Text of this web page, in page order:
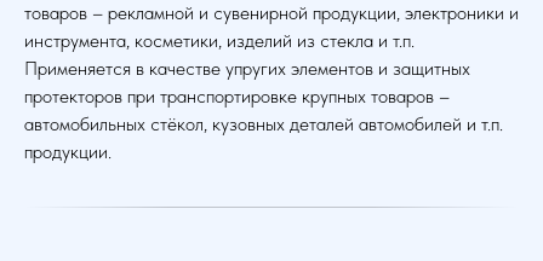
товаров – рекламной и сувенирной продукции, электроники и
инструмента, косметики, изделий из стекла и т.п.
Применяется в качестве упругих элементов и защитных
протекторов при транспортировке крупных товаров –
автомобильных стёкол, кузовных деталей автомобилей и т.п.
продукции.